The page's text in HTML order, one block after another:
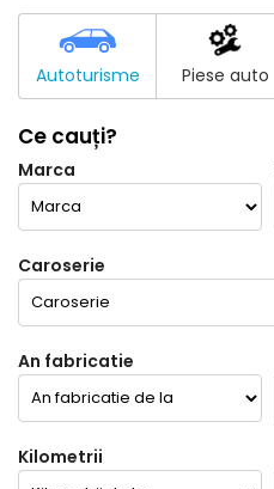
Autoturisme Piese auto
Ce cauți?
Marca
Caroserie
An fabricatie
Kilometrii